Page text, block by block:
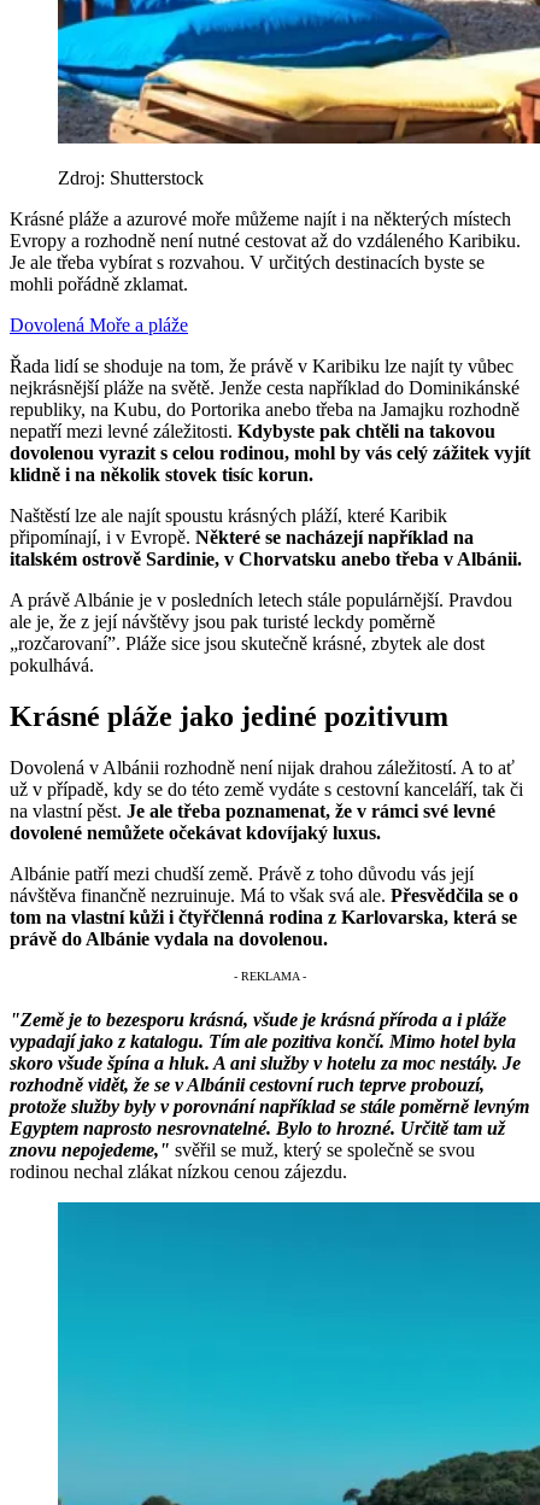
Zdroj: Shutterstock
Krásné pláže a azurové moře můžeme najít i na některých místech
Evropy a rozhodně není nutné cestovat až do vzdáleného Karibiku.
Je ale třeba vybírat s rozvahou. V určitých destinacích byste se
mohli pořádně zklamat.
Dovolená Moře a pláže
Řada lidí se shoduje na tom, že právě v Karibiku lze najít ty vůbec
nejkrásnější pláže na světě. Jenže cesta například do Dominikánské
republiky, na Kubu, do Portorika anebo třeba na Jamajku rozhodně
nepatří mezi levné záležitosti. Kdybyste pak chtěli na takovou
dovolenou vyrazit s celou rodinou, mohl by vás celý zážitek vyjít
klidně i na několik stovek tisíc korun.
Naštěstí lze ale najít spoustu krásných pláží, které Karibik
připomínají, i v Evropě. Některé se nacházejí například na
italském ostrově Sardinie, v Chorvatsku anebo třeba v Albánii.
A právě Albánie je v posledních letech stále populárnější. Pravdou
ale je, že z její návštěvy jsou pak turisté leckdy poměrně
„rozčarovaní”. Pláže sice jsou skutečně krásné, zbytek ale dost
pokulhává.
Krásné pláže jako jediné pozitivum
Dovolená v Albánii rozhodně není nijak drahou záležitostí. A to ať
už v případě, kdy se do této země vydáte s cestovní kanceláří, tak či
na vlastní pěst. Je ale třeba poznamenat, že v rámci své levné
dovolené nemůžete očekávat kdovíjaký luxus.
Albánie patří mezi chudší země. Právě z toho důvodu vás její
návštěva finančně nezruinuje. Má to však svá ale. Přesvědčila se o
tom na vlastní kůži i čtyřčlenná rodina z Karlovarska, která se
právě do Albánie vydala na dovolenou.
"Země je to bezesporu krásná, všude je krásná příroda a i pláže
vypadají jako z katalogu. Tím ale pozitiva končí. Mimo hotel byla
skoro všude špína a hluk. A ani služby v hotelu za moc nestály. Je
rozhodně vidět, že se v Albánii cestovní ruch teprve probouzí,
protože služby byly v porovnání například se stále poměrně levným
Egyptem naprosto nesrovnatelné. Bylo to hrozné. Určitě tam už
znovu nepojedeme," svěřil se muž, který se společně se svou
rodinou nechal zlákat nízkou cenou zájezdu.